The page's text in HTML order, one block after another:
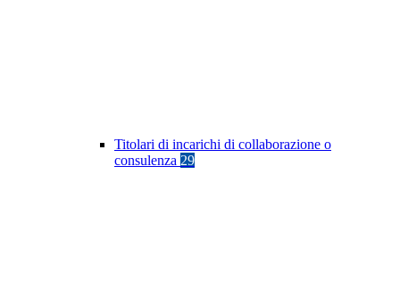
Titolari di incarichi di collaborazione o
consulenza 29